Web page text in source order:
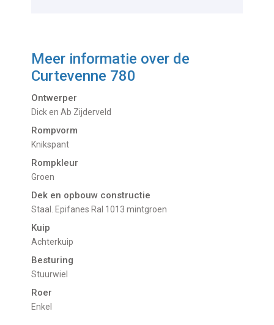
Meer informatie over de
Curtevenne 780
Ontwerper
Dick en Ab Zijderveld
Rompvorm
Knikspant
Rompkleur
Groen
Dek en opbouw constructie
Staal. Epifanes Ral 1013 mintgroen
Kuip
Achterkuip
Besturing
Stuurwiel
Roer
Enkel